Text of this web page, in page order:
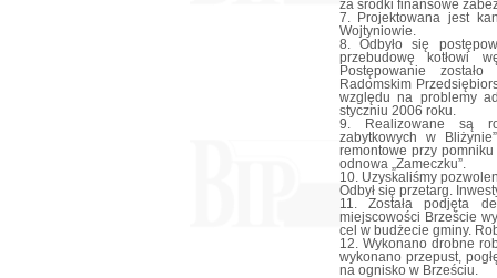
za środki finansowe
7. Projektowana jest
Wojtyniowie.
8. Odbyło się
przebudowę kotłowi
Postępowanie
Radomskim
względu na problemy
styczniu 2006 roku.
9. Realizowane są
zabytkowych w
remontowe przy
odnowa „Zameczku”.
10. Uzyskaliśmy
Odbył się przetarg.
11. Została podjęta
miejscowości Brzeście
cel w budżecie gminy.
12. Wykonano drobne
wykonano przepust,
na ognisko w Brześciu.